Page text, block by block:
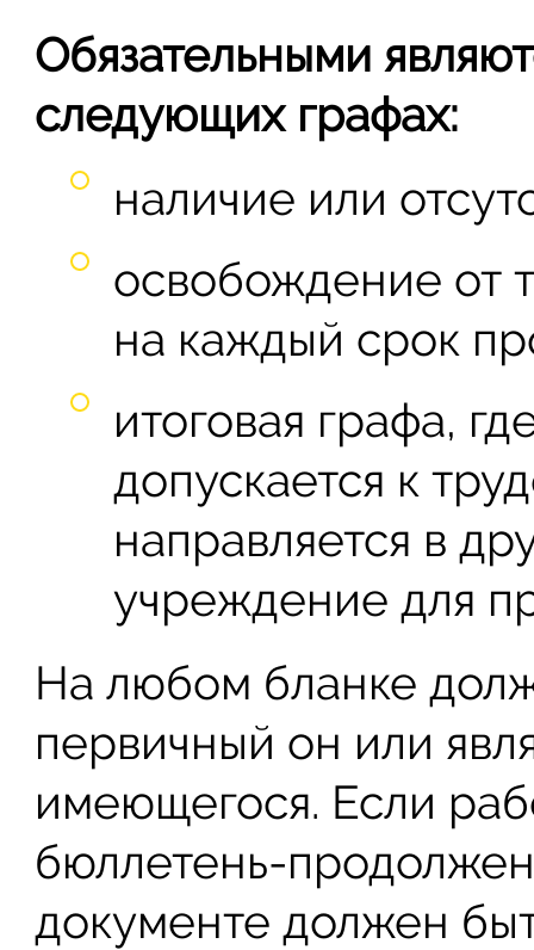
Обязательными
следующих графах:
наличие или
освобождение от
на каждый срок
итоговая графа,
допускается к
направляется в
учреждение для
На любом бланке
первичный он или
имеющегося. Если
бюллетень-
документе должен